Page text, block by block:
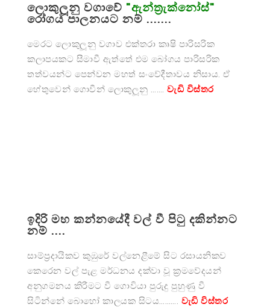
ලොකුලූනු වගාවේ "ඇන්ත්‍රැක්නෝස්"
රෝගය පාලනයට නම් .......
මෙරට ලොකුලූනු වගාව එක්තරා කෘෂි පාරිසරික
කලාපයකට සීමාවී ඇත්තේ එම බෝගය පාරිසරික
තත්වයන්ට පෙන්වන මහත් සංවේදීතාවය නිසාය. ඒ
හේතුවෙන් ගොවීන් ලොකුලූනු ……. වැඩි විස්තර
ඉදිරි මහ කන්නයේදී වල් වී පිටු දකින්නට
නම් ....
සාම්ප්‍රදායිකව කුඹුරේ වල්නෙළීමේ සිට රසායනිකව
කෙරෙන වල් පැළ මර්ධනය දක්වා වූ ක්‍රමවේදයන්
අනුගමනය කිරීමට වී ගොවියා පුරුදු පුහුණු වී
සිටින්නේ බොහෝ කාලයක සිටය………. වැඩි විස්තර